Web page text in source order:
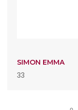
SIMON EMMA
33